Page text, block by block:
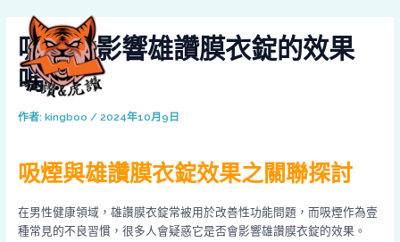
吸煙會影響雄讚膜衣錠的效果
嗎？
作者: kingboo / 2024年10月9日
吸煙與雄讚膜衣錠效果之關聯探討
在男性健康領域，雄讚膜衣錠常被用於改善性功能問題，而吸煙作為壹
種常見的不良習慣，很多人會疑惑它是否會影響雄讚膜衣錠的效果。
navigation